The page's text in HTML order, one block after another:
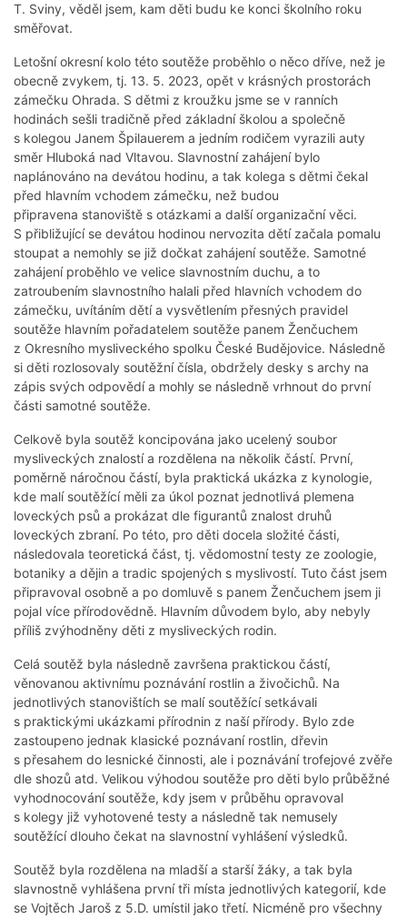
T. Sviny, věděl jsem, kam děti budu ke konci školního roku
směřovat.
Letošní okresní kolo této soutěže proběhlo o něco dříve, než je
obecně zvykem, tj. 13. 5. 2023, opět v krásných prostorách
zámečku Ohrada. S dětmi z kroužku jsme se v ranních
hodinách sešli tradičně před základní školou a společně
s kolegou Janem Špilauerem a jedním rodičem vyrazili auty
směr Hluboká nad Vltavou. Slavnostní zahájení bylo
naplánováno na devátou hodinu, a tak kolega s dětmi čekal
před hlavním vchodem zámečku, než budou
připravena stanoviště s otázkami a další organizační věci.
S přibližující se devátou hodinou nervozita dětí začala pomalu
stoupat a nemohly se již dočkat zahájení soutěže. Samotné
zahájení proběhlo ve velice slavnostním duchu, a to
zatroubením slavnostního halali před hlavních vchodem do
zámečku, uvítáním dětí a vysvětlením přesných pravidel
soutěže hlavním pořadatelem soutěže panem Ženčuchem
z Okresního mysliveckého spolku České Budějovice. Následně
si děti rozlosovaly soutěžní čísla, obdržely desky s archy na
zápis svých odpovědí a mohly se následně vrhnout do první
části samotné soutěže.
Celkově byla soutěž koncipována jako ucelený soubor
mysliveckých znalostí a rozdělena na několik částí. První,
poměrně náročnou částí, byla praktická ukázka z kynologie,
kde malí soutěžící měli za úkol poznat jednotlivá plemena
loveckých psů a prokázat dle figurantů znalost druhů
loveckých zbraní. Po této, pro děti docela složité části,
následovala teoretická část, tj. vědomostní testy ze zoologie,
botaniky a dějin a tradic spojených s myslivostí. Tuto část jsem
připravoval osobně a po domluvě s panem Ženčuchem jsem ji
pojal více přírodovědně. Hlavním důvodem bylo, aby nebyly
příliš zvýhodněny děti z mysliveckých rodin.
Celá soutěž byla následně završena praktickou částí,
věnovanou aktivnímu poznávání rostlin a živočichů. Na
jednotlivých stanovištích se malí soutěžící setkávali
s praktickými ukázkami přírodnin z naší přírody. Bylo zde
zastoupeno jednak klasické poznávaní rostlin, dřevin
s přesahem do lesnické činnosti, ale i poznávání trofejové zvěře
dle shozů atd. Velikou výhodou soutěže pro děti bylo průběžné
vyhodnocování soutěže, kdy jsem v průběhu opravoval
s kolegy již vyhotovené testy a následně tak nemusely
soutěžící dlouho čekat na slavnostní vyhlášení výsledků.
Soutěž byla rozdělena na mladší a starší žáky, a tak byla
slavnostně vyhlášena první tři místa jednotlivých kategorií, kde
se Vojtěch Jaroš z 5.D. umístil jako třetí. Nicméně pro všechny